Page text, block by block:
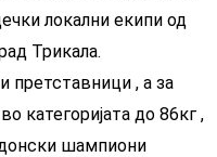
локални екипи од
Трикала.
претставници , а за
категоријата до 86кг ,
шампиони